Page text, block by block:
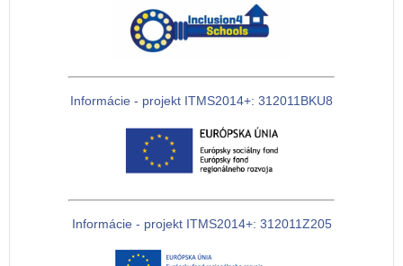
Informácie - projekt ITMS2014+: 312011BKU8
Informácie - projekt ITMS2014+: 312011Z205